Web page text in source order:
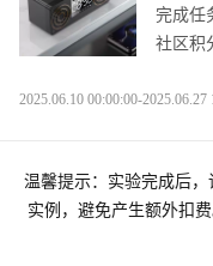
完成任
社区积
5个。
2025.06.10 00:00:00-2025.06.27
温馨提示：实验完成后
实例，避免产生额外扣费